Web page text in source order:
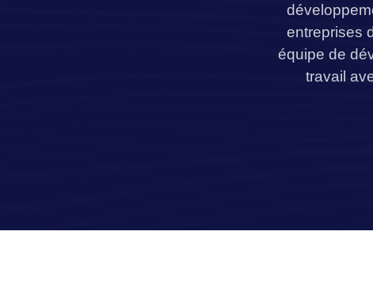
entreprises
équipe de
travail